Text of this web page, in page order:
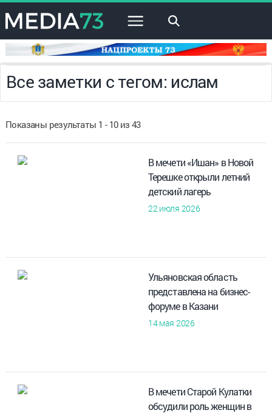
×
Все заметки с тегом: ислам
Показаны результаты 1 - 10 из 43
В мечети «Ишан» в Новой
Терешке открыли летний
детский лагерь
22 июля 2026
Ульяновская область
представлена на бизнес-
форуме в Казани
14 мая 2026
В мечети Старой Кулатки
обсудили роль женщин в